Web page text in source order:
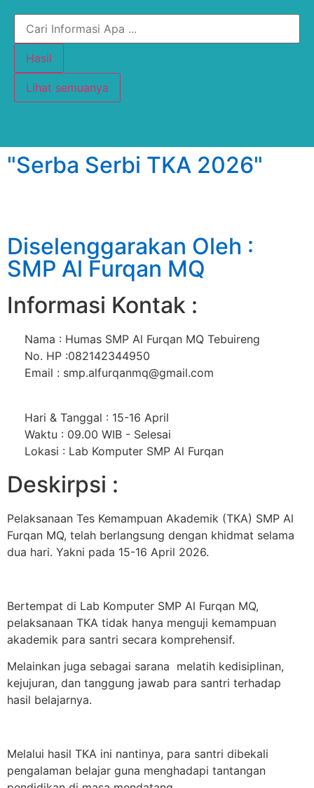
Hasil
Lihat semuanya
"Serba Serbi TKA 2026"
Diselenggarakan Oleh :
SMP Al Furqan MQ
Informasi Kontak :
Nama : Humas SMP Al Furqan MQ Tebuireng
No. HP :082142344950
Email : smp.alfurqanmq@gmail.com
Hari & Tanggal : 15-16 April
Waktu : 09.00 WIB - Selesai
Lokasi : Lab Komputer SMP Al Furqan
Deskirpsi :
Pelaksanaan Tes Kemampuan Akademik (TKA) SMP Al
Furqan MQ, telah berlangsung dengan khidmat selama
dua hari. Yakni pada 15-16 April 2026.
Bertempat di Lab Komputer SMP Al Furqan MQ,
pelaksanaan TKA tidak hanya menguji kemampuan
akademik para santri secara komprehensif.
Melainkan juga sebagai sarana melatih kedisiplinan,
kejujuran, dan tanggung jawab para santri terhadap
hasil belajarnya.
Melalui hasil TKA ini nantinya, para santri dibekali
pengalaman belajar guna menghadapi tantangan